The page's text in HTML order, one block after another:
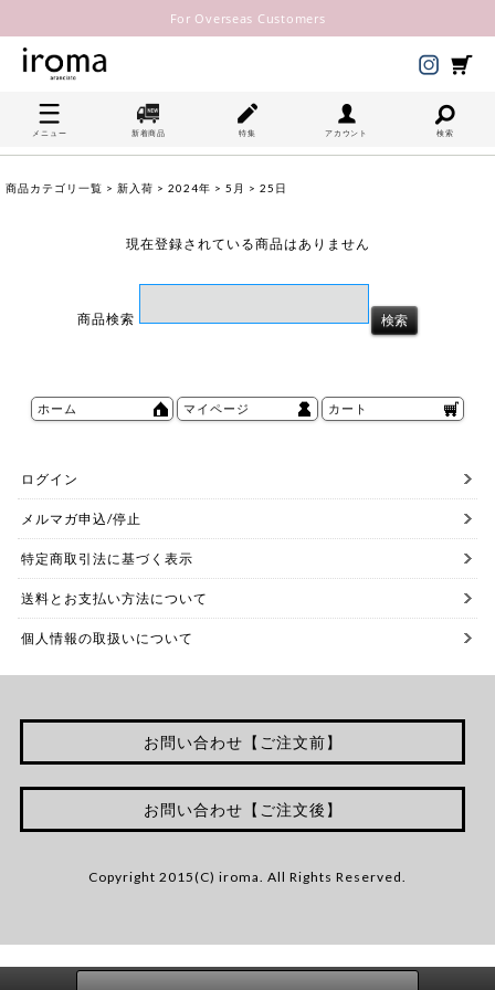
For Overseas Customers
メニュー 新着商品 特集 アカウント 検索
商品カテゴリ一覧 > 新入荷 > 2024年 > 5月 > 25日
現在登録されている商品はありません
商品検索
ホーム マイページ カート
ログイン
メルマガ申込/停止
特定商取引法に基づく表示
送料とお支払い方法について
個人情報の取扱いについて
お問い合わせ【ご注文前】
お問い合わせ【ご注文後】
Copyright 2015(C) iroma. All Rights Reserved.